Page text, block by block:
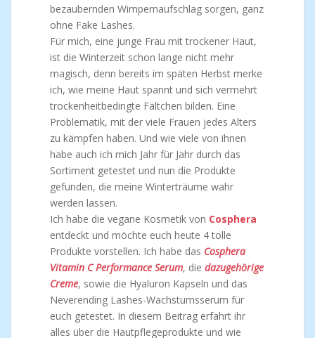
bezaubernden Wimpernaufschlag sorgen, ganz
ohne Fake Lashes.
Für mich, eine junge Frau mit trockener Haut,
ist die Winterzeit schon lange nicht mehr
magisch, denn bereits im späten Herbst merke
ich, wie meine Haut spannt und sich vermehrt
trockenheitbedingte Fältchen bilden. Eine
Problematik, mit der viele Frauen jedes Alters
zu kämpfen haben. Und wie viele von ihnen
habe auch ich mich Jahr für Jahr durch das
Sortiment getestet und nun die Produkte
gefunden, die meine Winterträume wahr
werden lassen.
Ich habe die vegane Kosmetik von Cosphera
entdeckt und möchte euch heute 4 tolle
Produkte vorstellen. Ich habe das Cosphera
Vitamin C Performance Serum, die dazugehörige
Creme, sowie die Hyaluron Kapseln und das
Neverending Lashes-Wachstumsserum für
euch getestet. In diesem Beitrag erfahrt ihr
alles über die Hautpflegeprodukte und wie